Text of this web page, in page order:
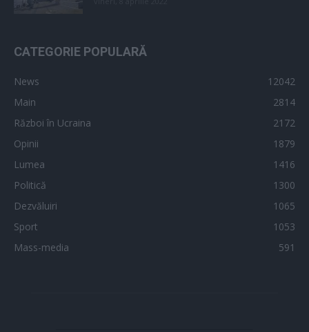
CATEGORIE POPULARĂ
News
12042
Main
2814
Război în Ucraina
2172
Opinii
1879
Lumea
1416
Politică
1300
Dezvăluiri
1065
Sport
1053
Mass-media
591